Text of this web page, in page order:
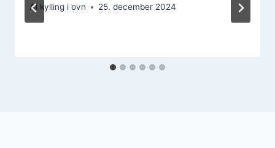
Af kylling i ovn 25. december 2024